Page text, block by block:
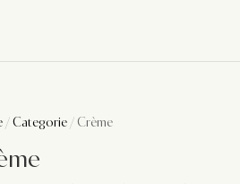
/Categorie / Crème